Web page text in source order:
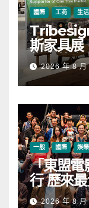
國際 工商 生活
斯家具展
售商的合
2026 年 8 月
一般 國際 娛樂
「東盟
行 歷來
交流
2026 年 8